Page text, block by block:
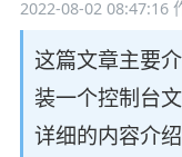
2022-08-02 08:47:16
这篇文章主要
装一个控制台
详细的内容介